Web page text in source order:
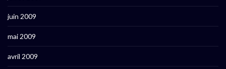
juin 2009
mai 2009
avril 2009